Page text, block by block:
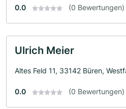
0.0 (0 Bewertungen)
Ulrich Meier
Altes Feld 11, 33142 Büren,
0.0 (0 Bewertungen)